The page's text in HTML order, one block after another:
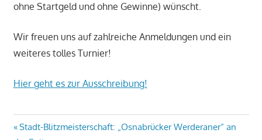
ohne Startgeld und ohne Gewinne) wünscht.
Wir freuen uns auf zahlreiche Anmeldungen und ein
weiteres tolles Turnier!
Hier geht es zur Ausschreibung!
Beitragsnavigation
Vorheriger
Stadt-Blitzmeisterschaft: „Osnabrücker Werderaner“ an